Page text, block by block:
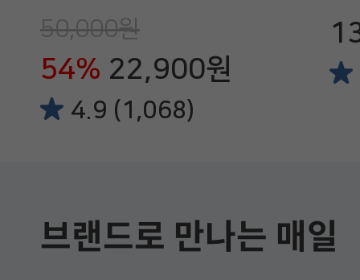
50,000원
54% 22,900원
4.9 (1,068)
브랜드로 만나는 매일